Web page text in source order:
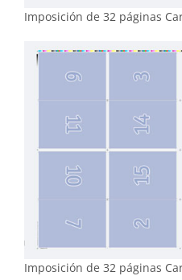
Imposición de 32 páginas
Imposición de 32 páginas